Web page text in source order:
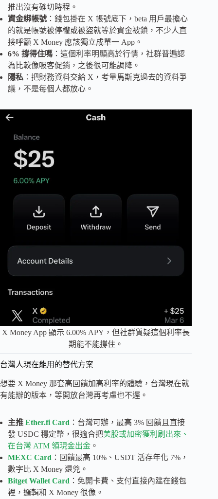
推出沒有確切時程。
資金綁帳號 ：錢包掛在 X 帳號底下，beta 用戶最擔心
的就是帳號被停權或被盜就等於資金被鎖，不少人直
接呼籲 X Money 應該獨立成單一 App。
6% 撐得住嗎 ：這個利率明顯高於行情，社群普遍認
為比較像吸客促銷，之後很可能調降。
隱私 ：把財務資料交給 X，考量馬斯克過去的資料爭
議，不是每個人都放心。
X Money App 顯示 6.00% APY，但社群質疑這個利率長
期能不能撐住。
台灣人現在能用的替代方案
想要 X Money 那套高回饋加高利率的體驗，台灣現在就
有能辦的版本，等開放台灣再考慮也不遲。
主推 Ether.fi Card ：台灣可辦，最高 3% 回饋且直接
發 USDC 穩定幣，很適合把美股或加密獲利刷出來、
在台灣 ATM 領現金出金 。
MEXC Card ：回饋最高 10%、USDT 活存年化 7%，
數字比 X Money 還兇。
Bitget Wallet Card ：免開卡費、支付直接內建在錢包
裡，邏輯和 X Money 很像。